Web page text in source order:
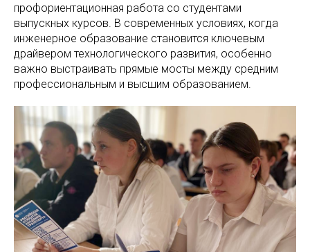
профориентационная работа со студентами
выпускных курсов. В современных условиях, когда
инженерное образование становится ключевым
драйвером технологического развития, особенно
важно выстраивать прямые мосты между средним
профессиональным и высшим образованием.